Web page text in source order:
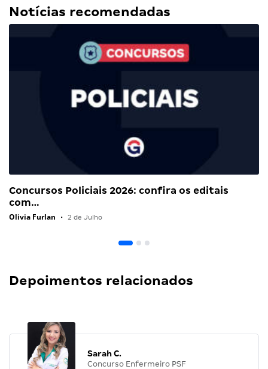
Notícias recomendadas
Concursos Policiais 2026: confira os editais
com…
Olivia Furlan • 2 de Julho
Depoimentos relacionados
Sarah C.
Concurso Enfermeiro PSF